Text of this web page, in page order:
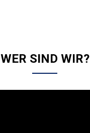
WER SIND WIR?